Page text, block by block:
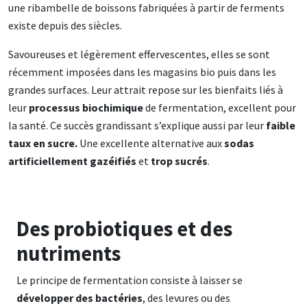
une ribambelle de boissons fabriquées à partir de ferments
existe depuis des siècles.
Savoureuses et légèrement effervescentes, elles se sont
récemment imposées dans les magasins bio puis dans les
grandes surfaces. Leur attrait repose sur les bienfaits liés à
leur processus biochimiquede fermentation, excellent pour
la santé. Ce succès grandissant s’explique aussi par leur faible
taux en sucre. Une excellente alternative auxsodas
artificiellement gazéifiés et trop sucrés.
Des probiotiques et des
nutriments
Le principe de fermentation consiste à laisser se
développer des bactéries, des levures ou des